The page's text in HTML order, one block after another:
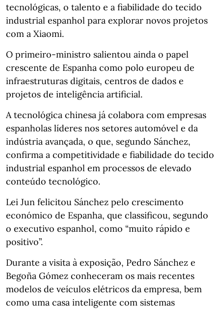
tecnológicas, o talento e a fiabilidade do tecido
industrial espanhol para explorar novos projetos
com a Xiaomi.
O primeiro-ministro salientou ainda o papel
crescente de Espanha como polo europeu de
infraestruturas digitais, centros de dados e
projetos de inteligência artificial.
A tecnológica chinesa já colabora com empresas
espanholas líderes nos setores automóvel e da
indústria avançada, o que, segundo Sánchez,
confirma a competitividade e fiabilidade do tecido
industrial espanhol em processos de elevado
conteúdo tecnológico.
Lei Jun felicitou Sánchez pelo crescimento
económico de Espanha, que classificou, segundo
o executivo espanhol, como “muito rápido e
positivo”.
Durante a visita à exposição, Pedro Sánchez e
Begoña Gómez conheceram os mais recentes
modelos de veículos elétricos da empresa, bem
como uma casa inteligente com sistemas